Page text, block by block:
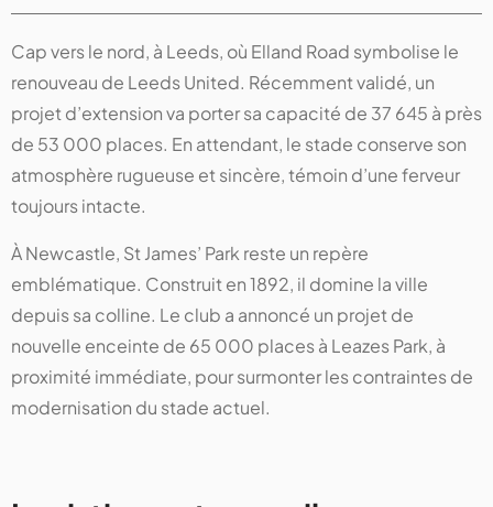
Cap vers le nord, à Leeds, où Elland Road symbolise le
renouveau de Leeds United. Récemment validé, un
projet d’extension va porter sa capacité de 37 645 à près
de 53 000 places. En attendant, le stade conserve son
atmosphère rugueuse et sincère, témoin d’une ferveur
toujours intacte.
À Newcastle, St James’ Park reste un repère
emblématique. Construit en 1892, il domine la ville
depuis sa colline. Le club a annoncé un projet de
nouvelle enceinte de 65 000 places à Leazes Park, à
proximité immédiate, pour surmonter les contraintes de
modernisation du stade actuel.